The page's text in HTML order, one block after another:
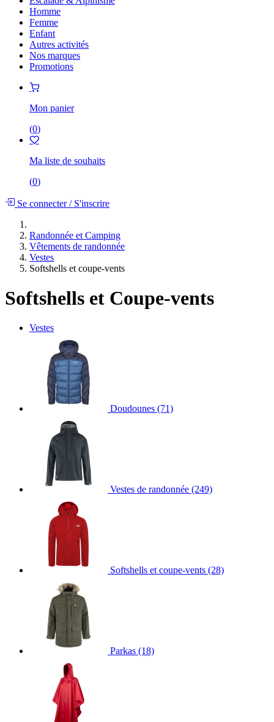
Homme
Femme
Enfant
Autres activités
Nos marques
Promotions
Mon panier
(0)
Ma liste de souhaits
(0)
Se connecter/S'inscrire
Randonnée et Camping
Vêtements de randonnée
Vestes
Softshells et coupe-vents
Softshells et Coupe-vents
Vestes
Doudounes (71)
Vestes de randonnée (249)
Softshells et coupe-vents (28)
Parkas (18)